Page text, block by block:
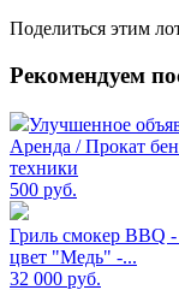
Поделиться этим
Рекомендуем
Улучшенное
Аренда / Прокат
техники
500 руб.
Гриль смокер BBQ
цвет "Медь" -...
32 000 руб.